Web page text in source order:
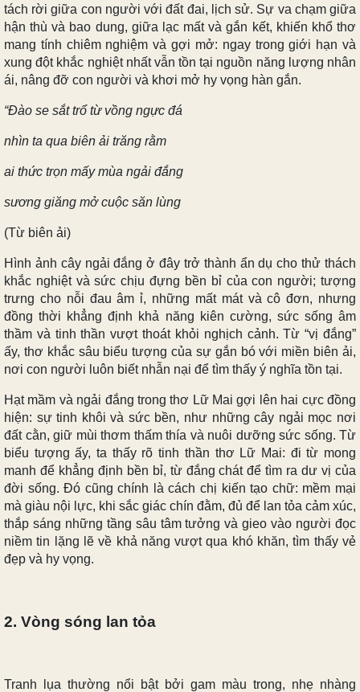
tách rời giữa con người với đất đai, lịch sử. Sự va chạm giữa
hận thù và bao dung, giữa lạc mất và gắn kết, khiến khổ thơ
mang tính chiêm nghiệm và gợi mở: ngay trong giới hạn và
xung đột khắc nghiệt nhất vẫn tồn tại nguồn năng lượng nhân
ái, nâng đỡ con người và khơi mở hy vọng hàn gắn.
“Đào se sắt trổ từ vồng ngực đá
nhìn ta qua biên ải trăng rằm
ai thức trọn mấy mùa ngải đắng
sương giăng mở cuộc săn lùng
(Từ biên ải)
Hình ảnh cây ngải đắng ở đây trở thành ẩn dụ cho thử thách
khắc nghiệt và sức chịu đựng bền bỉ của con người; tượng
trưng cho nỗi đau âm ỉ, những mất mát và cô đơn, nhưng
đồng thời khẳng định khả năng kiên cường, sức sống âm
thầm và tinh thần vượt thoát khỏi nghịch cảnh. Từ “vị đắng”
ấy, thơ khắc sâu biểu tượng của sự gắn bó với miền biên ải,
nơi con người luôn biết nhẫn nại để tìm thấy ý nghĩa tồn tại.
Hạt mầm và ngải đắng trong thơ Lữ Mai gợi lên hai cực đồng
hiện: sự tinh khôi và sức bền, như những cây ngải mọc nơi
đất cằn, giữ mùi thơm thấm thía và nuôi dưỡng sức sống. Từ
biểu tượng ấy, ta thấy rõ tinh thần thơ Lữ Mai: đi từ mong
manh để khẳng định bền bỉ, từ đắng chát để tìm ra dư vị của
đời sống. Đó cũng chính là cách chị kiến tạo chữ: mềm mại
mà giàu nội lực, khi sắc giác chín đằm, đủ để lan tỏa cảm xúc,
thắp sáng những tầng sâu tâm tưởng và gieo vào người đọc
niềm tin lặng lẽ về khả năng vượt qua khó khăn, tìm thấy vẻ
đẹp và hy vọng.
2. Vòng sóng lan tỏa
Tranh lụa thường nổi bật bởi gam màu trong, nhẹ nhàng